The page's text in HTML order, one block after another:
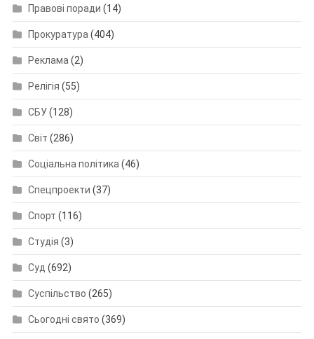
Правові поради (14)
Прокуратура (404)
Реклама (2)
Релігія (55)
СБУ(128)
Світ (286)
Соціальна політика (46)
Спецпроекти (37)
Спорт (116)
Студія (3)
Суд (692)
Суспільство (265)
Сьогодні свято (369)